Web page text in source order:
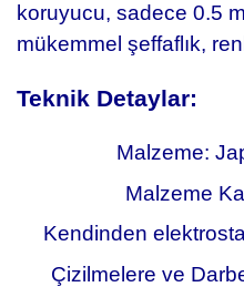
koruyucu, sadece 0.5
mükemmel şeffaflık,
Teknik Detaylar:
Malzeme:
Malzeme
Kendinden
Çizilmelere ve